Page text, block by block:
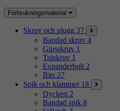
Förbrukningsmaterial
Skruv och plugg 37
Bandad skruv 4
Gipsskruv 1
Träskruv 1
Expanderbult 2
Bits 27
Spik och klammer 18
Dyckert 2
Bandad spik 8